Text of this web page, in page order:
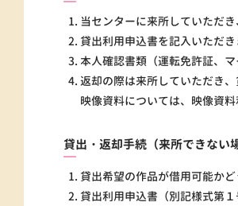
当センターに来所していただ
貸出利用申込書を記入いただき
本人確認書類（運転免許証、
返却の際は来所していただき、
映像資料については、映像資
貸出・返却手続（来所できない
貸出希望の作品が借用可能か
貸出利用申込書（別記様式第